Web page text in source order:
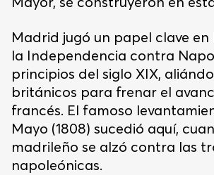
Madrid jugó un papel clave en
la Independencia contra
principios del siglo XIX,
británicos para frenar el
francés. El famoso
Mayo (1808) sucedió aquí,
madrileño se alzó contra las
napoleónicas.